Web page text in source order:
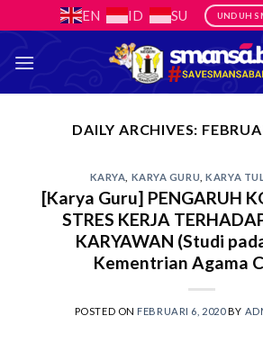
to
content
EN ID SU UNDUH
DAILY ARCHIVES:
KARYA KARYA GURU ,KARYA
[Karya Guru] PENGARUH
STRES KERJA
KARYAWAN (Studi
Kementrian Agama
POSTED ON FEBRUARI 6, 2020BY